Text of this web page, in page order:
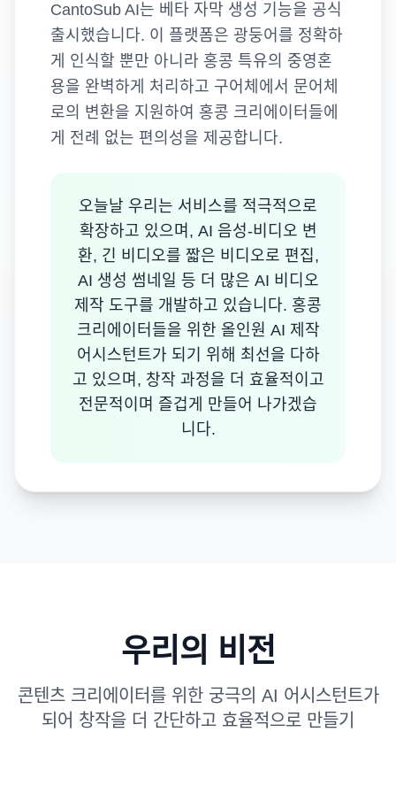
CantoSub AI는 베타 자막 생성 기능을 공식
출시했습니다. 이 플랫폼은 광둥어를 정확하
게 인식할 뿐만 아니라 홍콩 특유의 중영혼
용을 완벽하게 처리하고 구어체에서 문어체
로의 변환을 지원하여 홍콩 크리에이터들에
게 전례 없는 편의성을 제공합니다.
오늘날 우리는 서비스를 적극적으로
확장하고 있으며, AI 음성-비디오 변
환, 긴 비디오를 짧은 비디오로 편집,
AI 생성 썸네일 등 더 많은 AI 비디오
제작 도구를 개발하고 있습니다. 홍콩
크리에이터들을 위한 올인원 AI 제작
어시스턴트가 되기 위해 최선을 다하
고 있으며, 창작 과정을 더 효율적이고
전문적이며 즐겁게 만들어 나가겠습
니다.
우리의 비전
콘텐츠 크리에이터를 위한 궁극의 AI 어시스턴트가
되어 창작을 더 간단하고 효율적으로 만들기